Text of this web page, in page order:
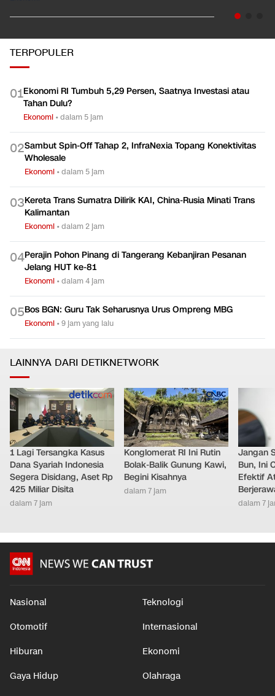
TERPOPULER
01Ekonomi RI Tumbuh 5,29 Persen, Saatnya Investasi atau
Tahan Dulu?
Ekonomi •dalam 5 jam
02Sambut Spin-Off Tahap 2, InfraNexia Topang Konektivitas
Wholesale
Ekonomi •dalam 5 jam
03Kereta Trans Sumatra Dilirik KAI, China-Rusia Minati Trans
Kalimantan
Ekonomi •dalam 2 jam
04Perajin Pohon Pinang di Tangerang Kebanjiran Pesanan
Jelang HUT ke-81
Ekonomi •dalam 4 jam
05Bos BGN: Guru Tak Seharusnya Urus Ompreng MBG
Ekonomi •9 jam yang lalu
LAINNYA DARI DETIKNETWORK
1 Lagi Tersangka Kasus
Dana Syariah Indonesia
Segera Disidang, Aset Rp
425 Miliar Disita
dalam 7 jam
Konglomerat RI Ini Rutin
Bolak-Balik Gunung Kawi,
Begini Kisahnya
dalam 7 jam
Jangan
Bun, Ini
Efektif
dalam 7
Nasional Teknologi
Otomotif Internasional
Hiburan Ekonomi
Gaya Hidup Olahraga